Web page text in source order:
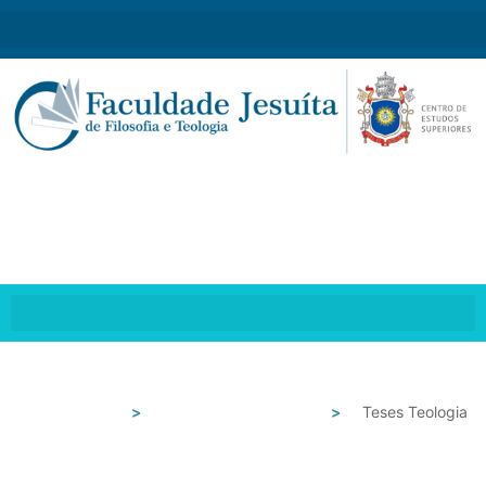
Teses Teologia